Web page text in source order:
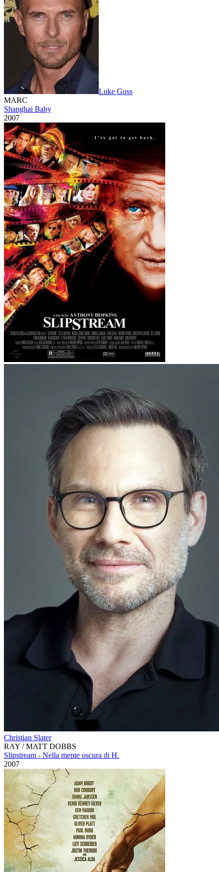
Luke Goss
MARC
Shanghai Baby
2007
Christian Slater
RAY / MATT DOBBS
Slipstream - Nella mente oscura di H.
2007